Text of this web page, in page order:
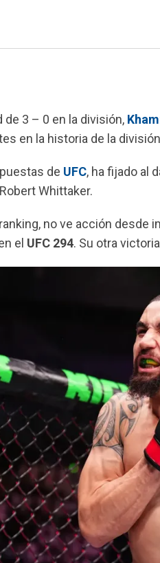
3 – 0 en la división,
en la historia de la
de UFC, ha fijado al
Whittaker.
no ve acción desde
el UFC 294. Su otra